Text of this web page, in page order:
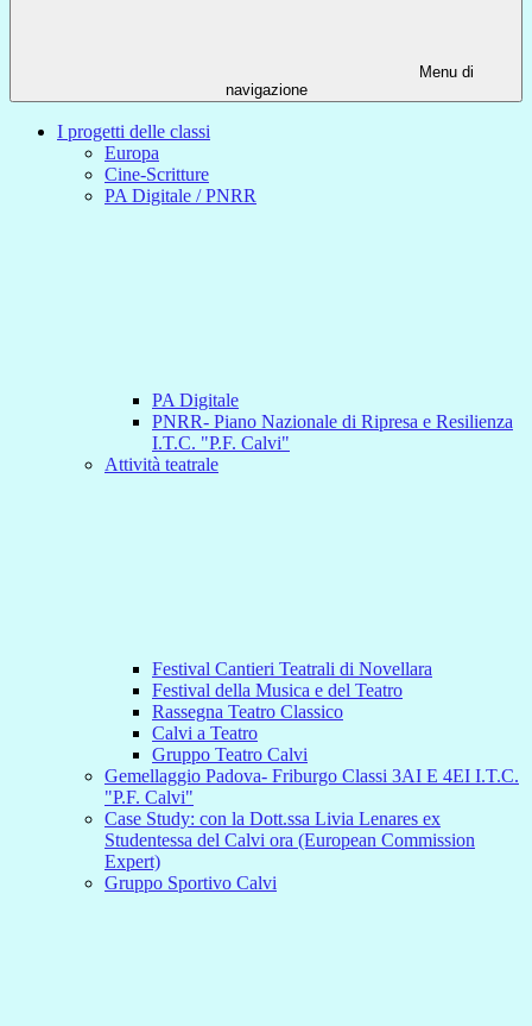
Menu di
navigazione
I progetti delle classi
Europa
Cine-Scritture
PA Digitale / PNRR
PA Digitale
PNRR- Piano Nazionale di Ripresa e Resilienza
I.T.C. "P.F. Calvi"
Attività teatrale
Festival Cantieri Teatrali di Novellara
Festival della Musica e del Teatro
Rassegna Teatro Classico
Calvi a Teatro
Gruppo Teatro Calvi
Gemellaggio Padova- Friburgo Classi 3AI E 4EI I.T.C.
"P.F. Calvi"
Case Study: con la Dott.ssa Livia Lenares ex
Studentessa del Calvi ora (European Commission
Expert)
Gruppo Sportivo Calvi